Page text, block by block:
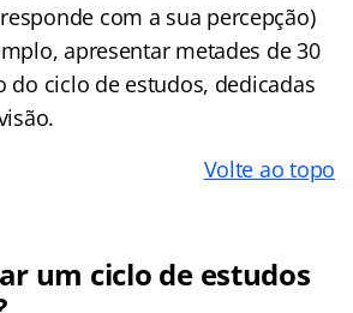
com a sua percepção)
apresentar metades de 30
do ciclo de estudos, dedicadas
Volte ao topo
um ciclo de estudos